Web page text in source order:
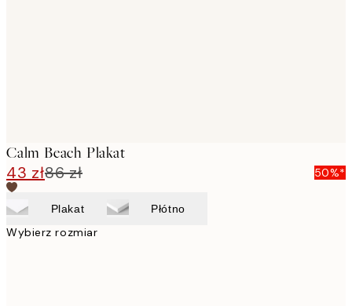
Calm Beach Plakat
43 zł86 zł 50%*
Plakat Płótno
Wybierz rozmiar